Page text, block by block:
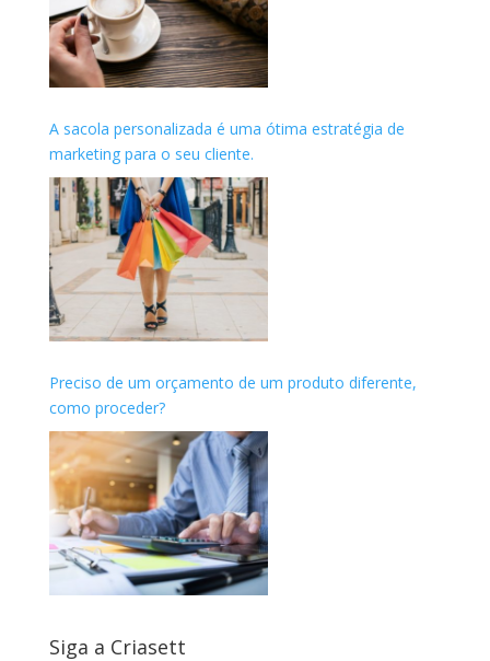
A sacola personalizada é uma ótima estratégia de
marketing para o seu cliente.
Preciso de um orçamento de um produto diferente,
como proceder?
Siga a Criasett